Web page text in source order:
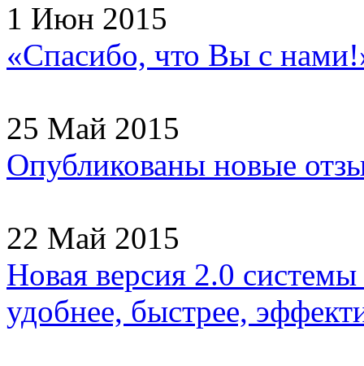
1 Июн 2015
«Спасибо, что Вы с
25 Май 2015
Опубликованы новые
22 Май 2015
Новая версия 2.0
удобнее, быстрее,